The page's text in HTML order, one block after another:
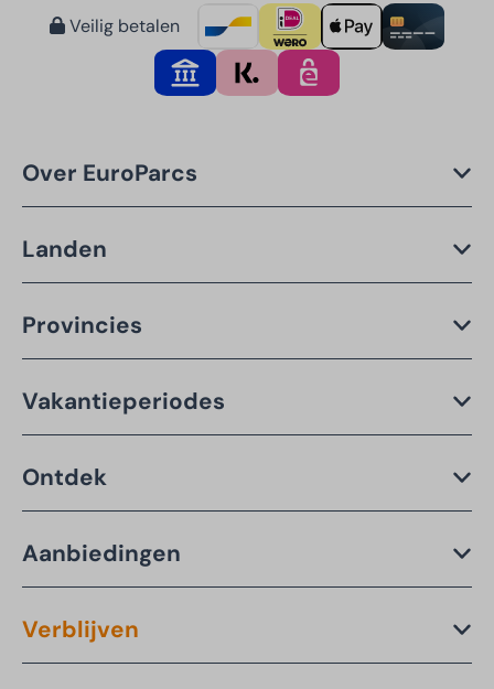
Veilig betalen
Over EuroParcs
Landen
Provincies
Vakantieperiodes
Ontdek
Aanbiedingen
Verblijven